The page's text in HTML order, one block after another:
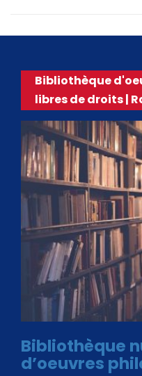
Bibliothèque
libres de droits |
Bibliothèque
d’oeuvres